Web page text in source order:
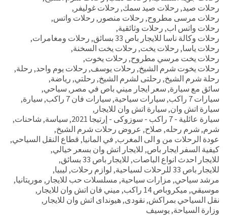
رحلات صيد, رحلات صيد سمك, رحلات غوليفر ,
رحلات مرسى مطروح, رحلات منصور , رحلات واتس,
رحلات واتس اب, رحلات وثائقية,
رحلات وكالة ناسا للايجار باص 33 بسائق
, رحلات ومغامرات,
رحلات ياسا, رحلات يخت, رحلات يخت السخنة,
رحلات يخت مرسي مطروح, رحلات يخوت,
رحلات يخوت شرم الشيخ, رحلات يوسف, رحلات يوم واحد, رحلة,
رحلة شرم الشيخ, رحلتى لشرم الشيخ, رحلتي, رياضة,
سائق مع سيارة, سعر ايجار ميني باص في مصر , سياحي,
سيارات 7 راكب
, سيارات سياحية, سيارات فان 7 راكب , سيارة,
سيارة اتش وان, سيارة اتش وان للايجار ,
سيارة عائلية - 7 راكب - سوزوكى - إرتيجا 2021
, سياسة, شاحنات,
شرم, شرم رحله, صلاح, عروض رحلات شرم الشيخ,
عودة الرحلات من و الى المغرب, في المانيا, قطاع النقل السياحي,
كيفية السفر ايجار باص, للايجار اتش وان بسعر خيالي,
للايجار احدث انواع الباصات, للايجار باص 33 بسائق
,
للايجار باص 33 للرحلات لسياحية
, لوازم رحلات, ليبيا,
مرشد سياحي, مزارات سياحية, مسلسلات حب للايجار , موريتانيا,
موسيقي, ميكروباص 14 راكب , ميني فان اتش وان للايجار ,
نقل السياحي بمراكش, نقودى,هيونداى اتش وان للايجار ,
وزارة السياحة, يوسيف